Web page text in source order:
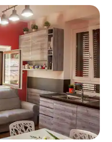
destacados